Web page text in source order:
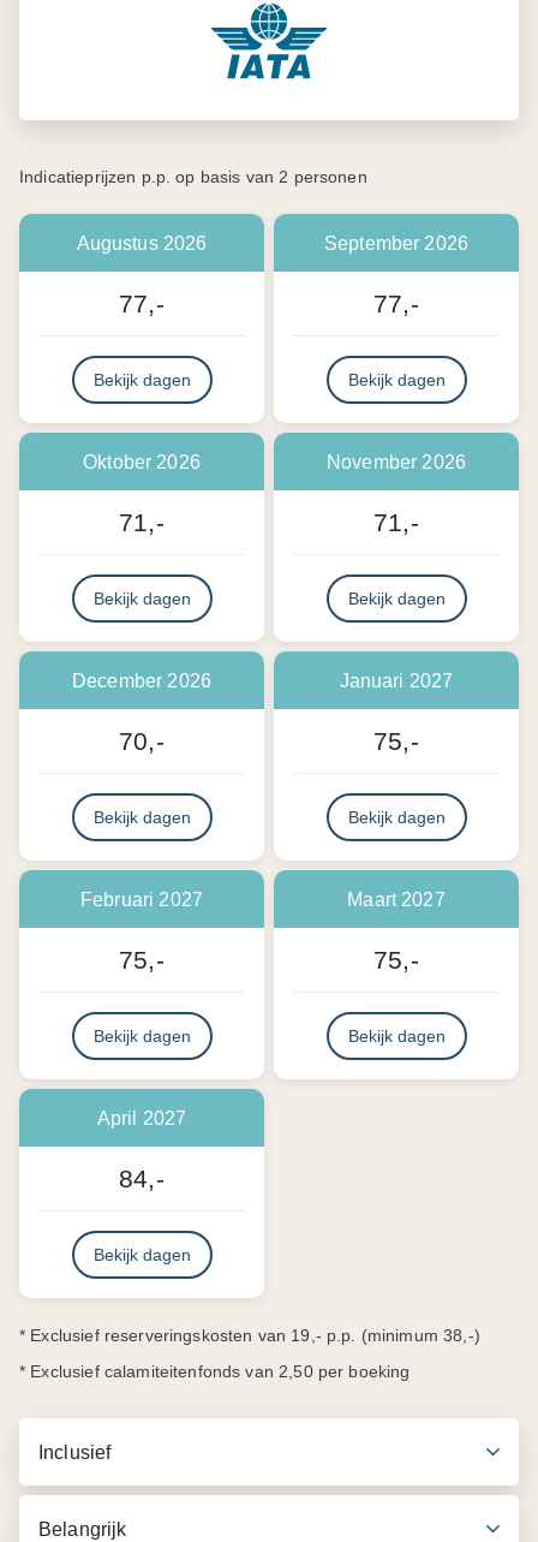
Indicatieprijzen p.p. op basis van 2 personen
Augustus 2026
77,-
Bekijk dagen
September 2026
77,-
Bekijk dagen
Oktober 2026
71,-
Bekijk dagen
November 2026
71,-
Bekijk dagen
December 2026
70,-
Bekijk dagen
Januari 2027
75,-
Bekijk dagen
Februari 2027
75,-
Bekijk dagen
Maart 2027
75,-
Bekijk dagen
April 2027
84,-
Bekijk dagen
* Exclusief reserveringskosten van 19,- p.p. (minimum 38,-)
* Exclusief calamiteitenfonds van 2,50 per boeking
Inclusief
Belangrijk